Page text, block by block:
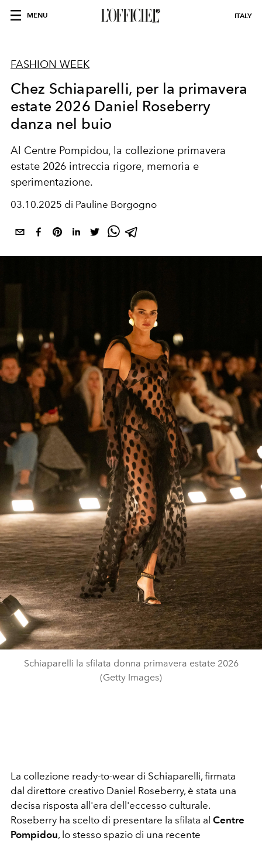
MENU ITALY
FASHION WEEK
Chez Schiaparelli, per la primavera
estate 2026 Daniel Roseberry
danza nel buio
Al Centre Pompidou, la collezione primavera
estate 2026 intreccia rigore, memoria e
sperimentazione.
03.10.2025 di Pauline Borgogno
Schiaparelli la sfilata donna primavera estate 2026
(Getty Images)
La collezione ready-to-wear di Schiaparelli, firmata
dal direttore creativo Daniel Roseberry, è stata una
decisa risposta all'era dell'eccesso culturale.
Roseberry ha scelto di presentare la sfilata al Centre
Pompidou, lo stesso spazio di una recente